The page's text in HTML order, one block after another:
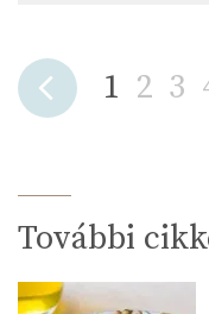
1 2 3
További